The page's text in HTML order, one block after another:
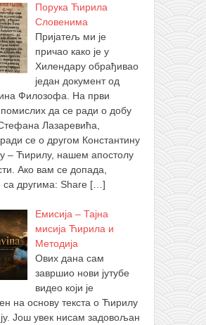
Порука Ћирила
Словенима
Пријатељ ми је
причао како је у
Хилендару обрађивао
један документ од
Филозофа. На први
да се ради о добу
Лазаревића,
се о другом Константину
– Ћирилу, нашем апостолу
Ако вам се допада,
са другима: Share […]
Емисија – Тајна
мисија Ћирила и
Методија
Ових дана сам
завршио нови јутубе
видео који је
на основу текста о Ћирилу
Још увек нисам задовољан